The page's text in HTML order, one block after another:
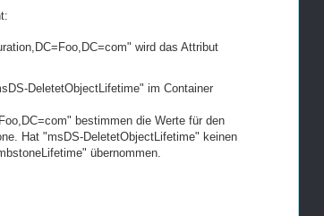
wird das Attribut
DeletetObjectLifetime" im Container
bestimmen die Werte für den
Hat "msDS-DeletetObjectLifetime" keinen
übernommen.